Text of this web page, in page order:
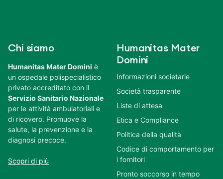
Chi siamo
Humanitas Mater Domini è
un ospedale polispecialistico
privato accreditato con il
Servizio Sanitario Nazionale
per le attività ambulatoriali e
di ricovero. Promuove la
salute, la prevenzione e la
diagnosi precoce.
Scopri di più
Humanitas Mater
Domini
Informazioni societarie
Società trasparente
Liste di attesa
Etica e Compliance
Politica della qualità
Codice di comportamento per
i fornitori
Pronto soccorso in tempo